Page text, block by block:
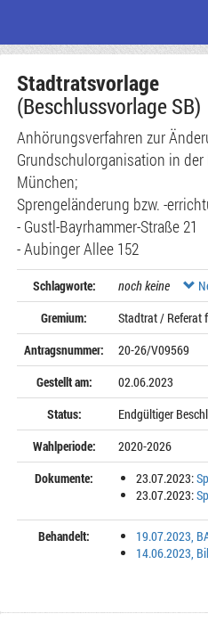
Seiteninhalt
Stadtratsvorlage
(Beschlussvorlage SB)
Anhörungsverfahren zur
Grundschulorganisation in
München;
Sprengeländerung bzw. -
- Gustl-Bayrhammer-Straße 21
- Aubinger Allee 152
Schlagworte: noch keine
Gremium:
Stadtrat / Referat
Antragsnummer:
20-26/V09569
Gestellt am:
02.06.2023
Status:
Endgültiger
Wahlperiode:
2020-2026
Dokumente:
23.07.2023:
23.07.2023:
Behandelt:
19.07.2023,
14.06.2023,